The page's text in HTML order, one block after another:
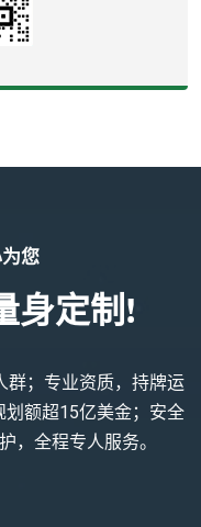
您
身定制!
群；专业资质，持牌运
额超15亿美金；安全
，全程专人服务。